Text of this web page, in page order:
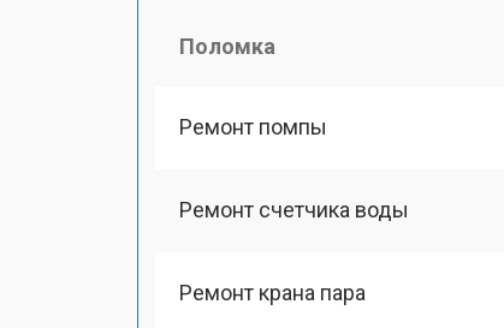
Поломка
Ремонт помпы
Ремонт счетчика воды
Ремонт крана пара